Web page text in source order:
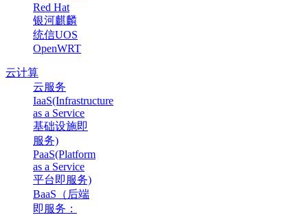
Red Hat
银河麒麟
统信UOS
OpenWRT
云计算
云服务
IaaS(Infrastructure
as a Service
基础设施即
服务)
PaaS(Platform
as a Service
平台即服务)
BaaS（后端
即服务：